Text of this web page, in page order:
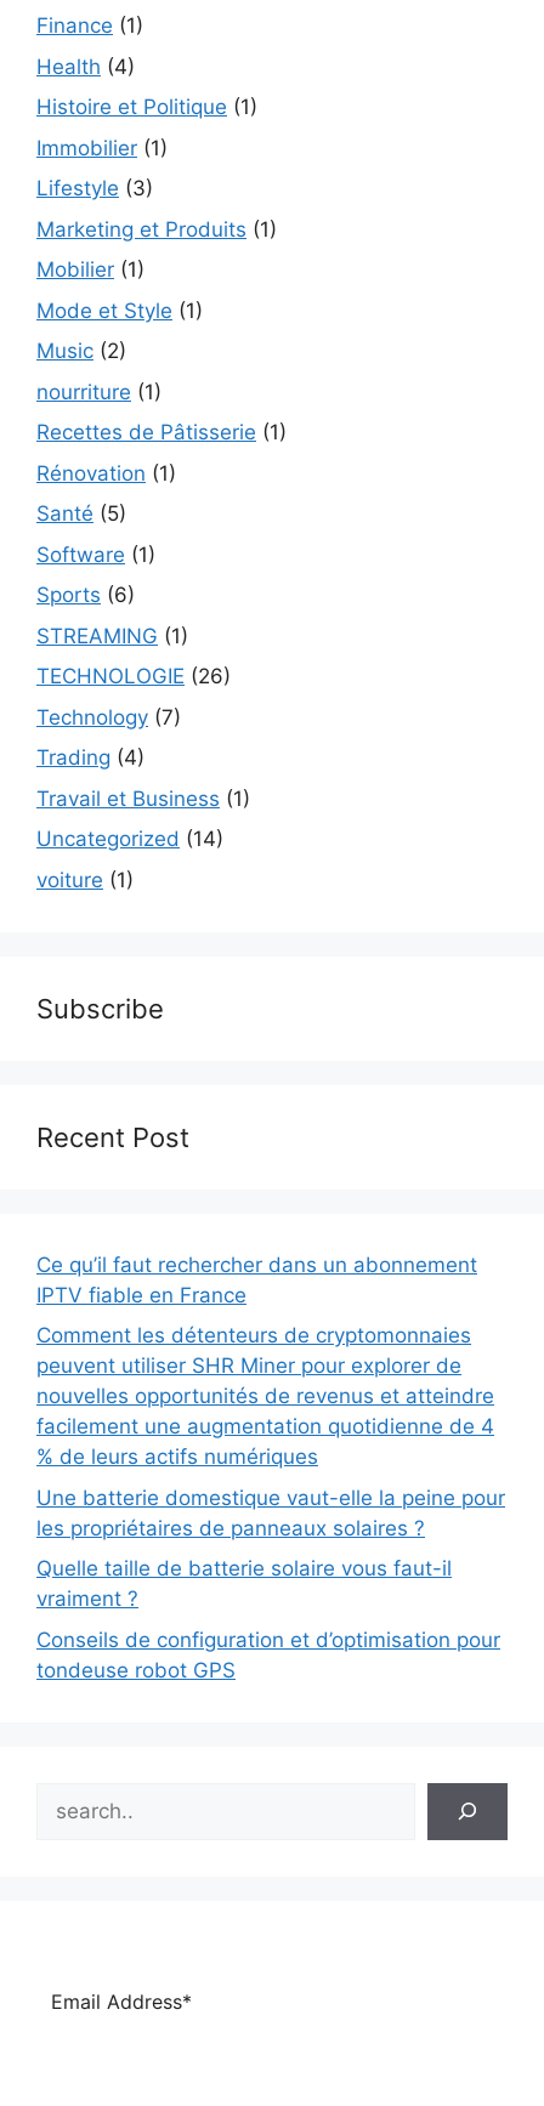
Finance (1)
Health (4)
Histoire et Politique (1)
Immobilier (1)
Lifestyle (3)
Marketing et Produits (1)
Mobilier (1)
Mode et Style (1)
Music (2)
nourriture (1)
Recettes de Pâtisserie (1)
Rénovation (1)
Santé (5)
Software (1)
Sports (6)
STREAMING (1)
TECHNOLOGIE (26)
Technology (7)
Trading (4)
Travail et Business (1)
Uncategorized (14)
voiture (1)
Subscribe
Recent Post
Ce qu’il faut rechercher dans un abonnement
IPTV fiable en France
Comment les détenteurs de cryptomonnaies
peuvent utiliser SHR Miner pour explorer de
nouvelles opportunités de revenus et atteindre
facilement une augmentation quotidienne de 4
% de leurs actifs numériques
Une batterie domestique vaut-elle la peine pour
les propriétaires de panneaux solaires ?
Quelle taille de batterie solaire vous faut-il
vraiment ?
Conseils de configuration et d’optimisation pour
tondeuse robot GPS